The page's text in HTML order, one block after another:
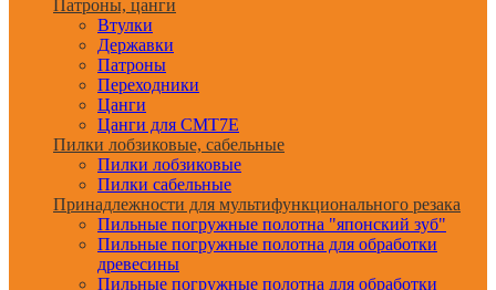
Патроны, цанги
Втулки
Державки
Патроны
Переходники
Цанги
Цанги для CMT7E
Пилки лобзиковые, сабельные
Пилки лобзиковые
Пилки сабельные
Принадлежности для мультифункционального резака
Пильные погружные полотна "японский зуб"
Пильные погружные полотна для обработки
древесины
Пильные погружные полотна для обработки